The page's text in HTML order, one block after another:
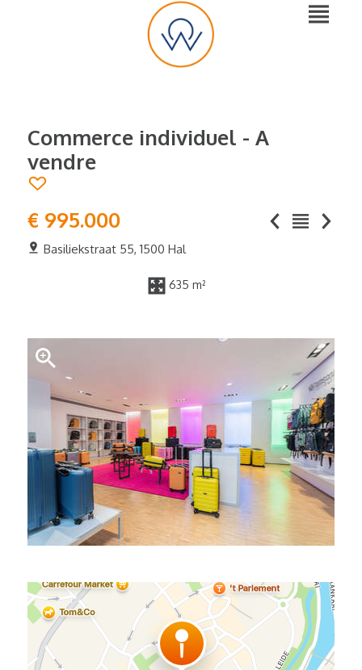
Commerce individuel - A
vendre
€ 995.000
Basiliekstraat 55, 1500 Hal
635 m²